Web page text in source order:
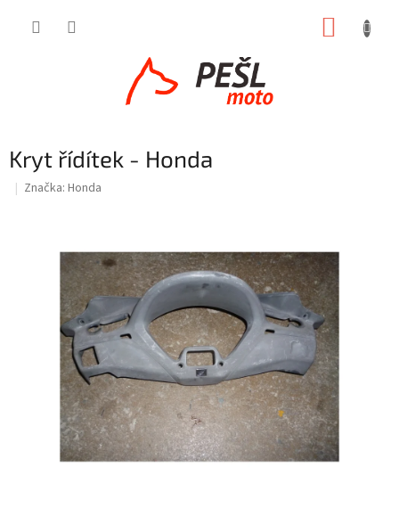
Kryt řídítek - Honda
Značka: Honda